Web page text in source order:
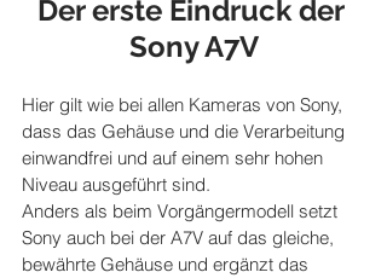
Der erste Eindruck der
Sony A7V
Hier gilt wie bei allen Kameras von Sony,
dass das Gehäuse und die Verarbeitung
einwandfrei und auf einem sehr hohen
Niveau ausgeführt sind.
Anders als beim Vorgängermodell setzt
Sony auch bei der A7V auf das gleiche,
bewährte Gehäuse und ergänzt das